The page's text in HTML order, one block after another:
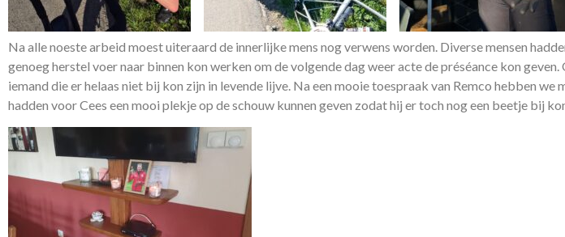
Na alle noeste arbeid moest uiteraard de innerlijke mens nog verwens worden. Diverse mensen
genoeg herstel voer naar binnen kon werken om de volgende dag weer acte de préséance kon
iemand die er helaas niet bij kon zijn in levende lijve. Na een mooie toespraak van Remco hebben
hadden voor Cees een mooi plekje op de schouw kunnen geven zodat hij er toch nog een beetje bij